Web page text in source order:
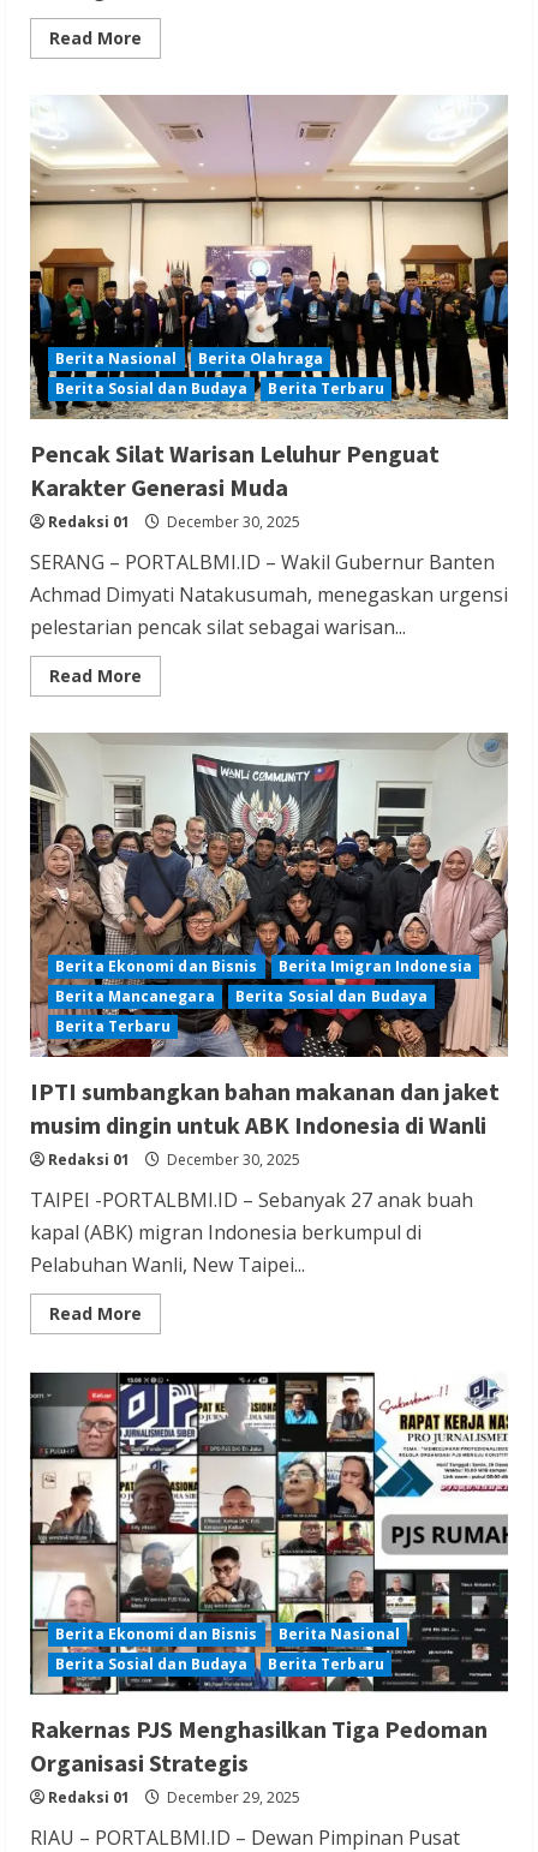
Read More
more
Lakukan
Pencarian
Intensif
Terkait
Hilangnya
Anak
Terseret
Arus
Sungai
Cisadane
Berita Nasional
Berita Olahraga
Berita Sosial dan Budaya
Berita Terbaru
Pencak Silat Warisan Leluhur Penguat
Karakter Generasi Muda
Redaksi 01 December 30, 2025
SERANG – PORTALBMI.ID – Wakil Gubernur Banten
Achmad Dimyati Natakusumah, menegaskan urgensi
pelestarian pencak silat sebagai warisan...
Read More
more
Silat
Warisan
Leluhur
Penguat
Karakter
Generasi
Muda
Berita Ekonomi dan Bisnis
Berita Imigran Indonesia
Berita Mancanegara
Berita Sosial dan Budaya
Berita Terbaru
IPTI sumbangkan bahan makanan dan jaket
musim dingin untuk ABK Indonesia di Wanli
Redaksi 01 December 30, 2025
TAIPEI -PORTALBMI.ID – Sebanyak 27 anak buah
kapal (ABK) migran Indonesia berkumpul di
Pelabuhan Wanli, New Taipei...
Read More
more
sumbangkan
bahan
makanan
dan
jaket
musim
dingin
untuk
ABK
Indonesia
di
Wanli
Berita Ekonomi dan Bisnis
Berita Nasional
Berita Sosial dan Budaya
Berita Terbaru
Rakernas PJS Menghasilkan Tiga Pedoman
Organisasi Strategis
Redaksi 01 December 29, 2025
RIAU – PORTALBMI.ID – Dewan Pimpinan Pusat